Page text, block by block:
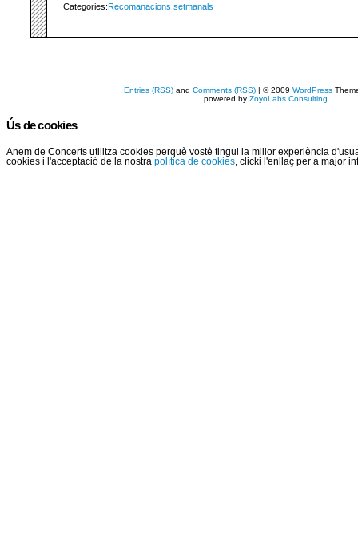
Categories:Recomanacions setmanals
Entries (RSS) andComments (RSS) | © 2009WordPress
powered byZoyoLabs Consulting
Ús de cookies
Anem de Concerts utilitza cookies perquè vostè tingui la millor experiència
cookies i l'acceptació de la nostra política de cookies, clicki l'enllaç per a major